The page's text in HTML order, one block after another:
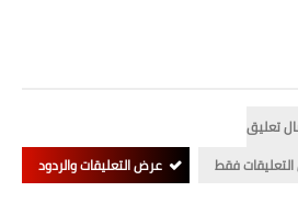
تعليق
فقط
عرض التعليقات والردود